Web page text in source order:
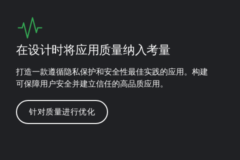
在设计时将应用质量纳入考量
打造一款遵循隐私保护和安全性最佳实践的应用。构建
可保障用户安全并建立信任的高品质应用。
针对质量进行优化